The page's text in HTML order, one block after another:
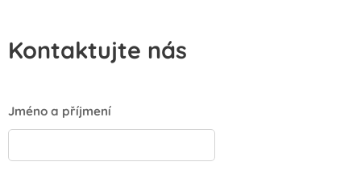
Kontaktujte nás
Jméno a příjmení